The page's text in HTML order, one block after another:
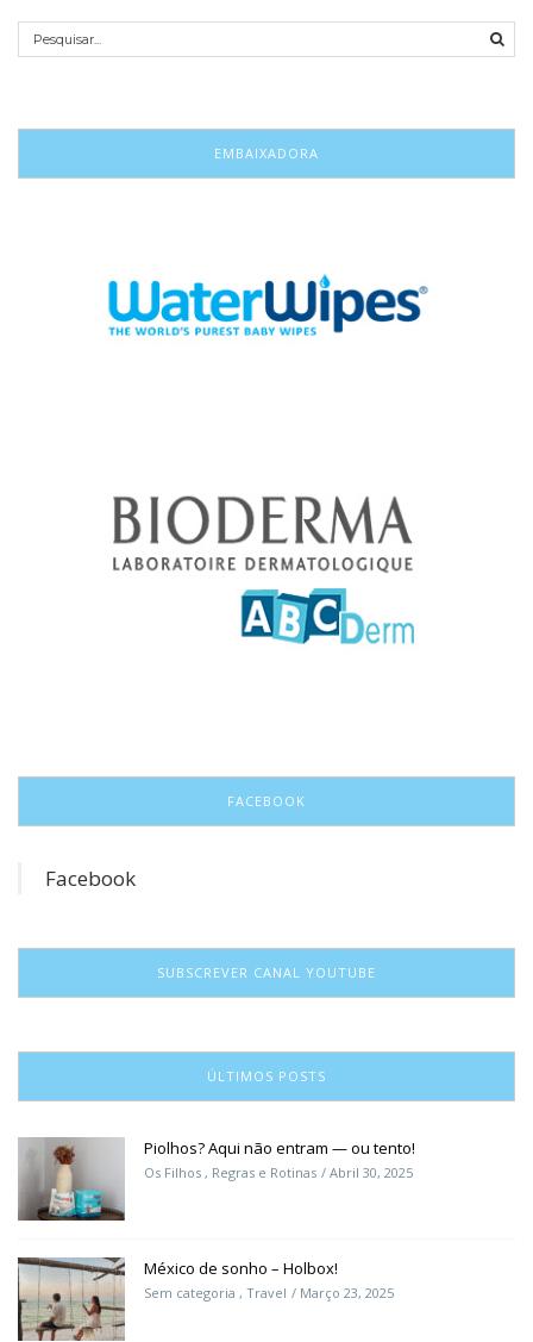
EMBAIXADORA
FACEBOOK
Facebook
SUBSCREVER CANAL YOUTUBE
ÚLTIMOS POSTS
Piolhos? Aqui não entram — ou tento!
Os Filhos , Regras e Rotinas Abril 30, 2025
México de sonho – Holbox!
Sem categoria , Travel Março 23, 2025